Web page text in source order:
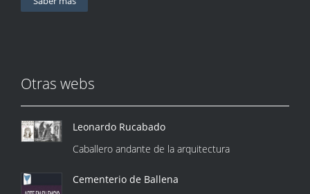
Otras webs
Leonardo Rucabado
Caballero andante de la arquitectura
Cementerio de Ballena